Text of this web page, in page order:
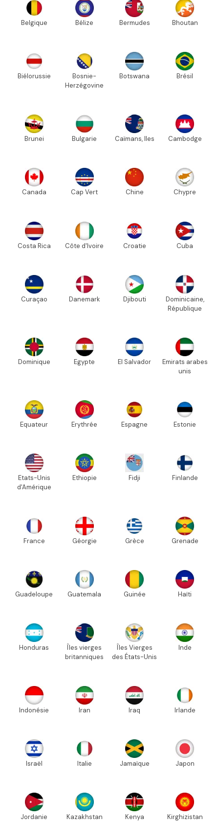
Belgique Bélize Bermudes Bhoutan
Biélorussie
Bosnie-
Herzégovine
Botswana Brésil
Brunei Bulgarie Caïmans, Iles Cambodge
Canada Cap Vert Chine Chypre
Costa Rica Côte d'Ivoire Croatie Cuba
Curaçao Danemark Djibouti
Dominicaine,
République
Dominique Egypte El Salvador
Emirats arabes
unis
Equateur Erythrée Espagne Estonie
Etats-Unis
d'Amérique
Ethiopie Fidji Finlande
France Géorgie Grèce Grenade
Guadeloupe Guatemala Guinée Haïti
Honduras
Îles vierges
britanniques
Îles Vierges
des États-Unis
Inde
Indonésie Iran Iraq Irlande
Israël Italie Jamaïque Japon
Jordanie Kazakhstan Kenya Kirghizistan